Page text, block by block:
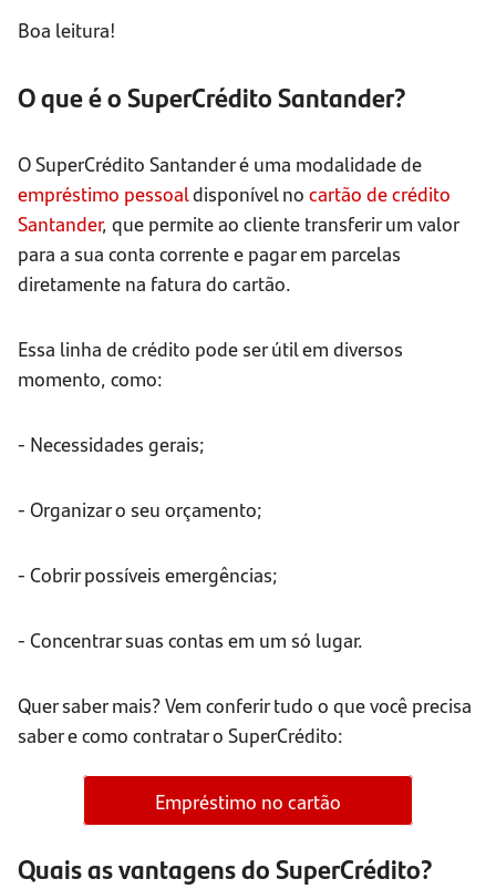
Boa leitura!
O que é o SuperCrédito Santander?
O SuperCrédito Santander é uma modalidade de
empréstimo pessoaldisponível no cartão de crédito
Santander, que permite ao cliente transferir um valor
para a sua conta corrente e pagar em parcelas
diretamente na fatura do cartão.
Essa linha de crédito pode ser útil em diversos
momento, como:
- Necessidades gerais;
- Organizar o seu orçamento;
- Cobrir possíveis emergências;
- Concentrar suas contas em um só lugar.
Quer saber mais? Vem conferir tudo o que você precisa
saber e como contratar o SuperCrédito:
Empréstimo no cartão
Quais as vantagens do SuperCrédito?